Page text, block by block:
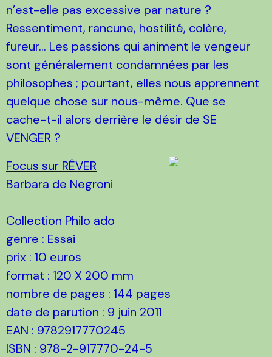
n’est-elle pas excessive par nature ?
Ressentiment, rancune, hostilité, colère,
fureur… Les passions qui animent le vengeur
sont généralement condamnées par les
philosophes ; pourtant, elles nous apprennent
quelque chose sur nous-même. Que se
cache-t-il alors derrière le désir de SE
VENGER ?
Focus sur RÊVER
Barbara de Negroni
Collection Philo ado
genre : Essai
prix : 10 euros
format : 120 X 200 mm
nombre de pages : 144 pages
date de parution : 9 juin 2011
EAN : 9782917770245
ISBN : 978-2-917770-24-5